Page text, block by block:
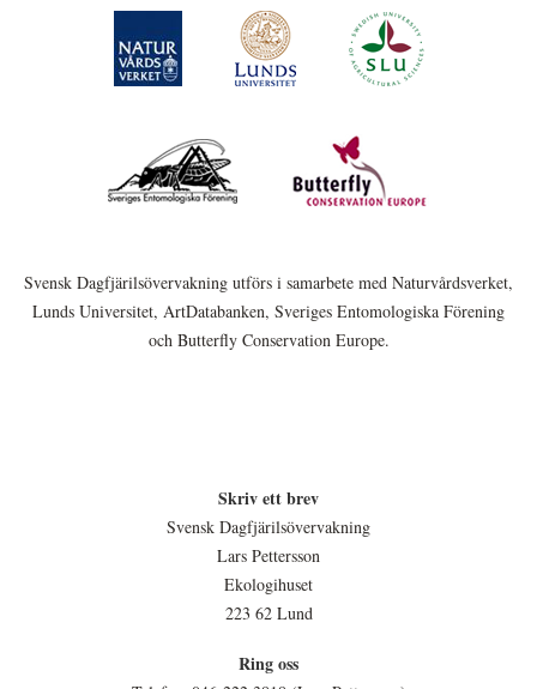
Svensk Dagfjärilsövervakning utförs i samarbete med Naturvårdsverket,
Lunds Universitet, ArtDatabanken, Sveriges Entomologiska Förening
och Butterfly Conservation Europe.
Skriv ett brev
Svensk Dagfjärilsövervakning
Lars Pettersson
Ekologihuset
223 62 Lund
Ring oss